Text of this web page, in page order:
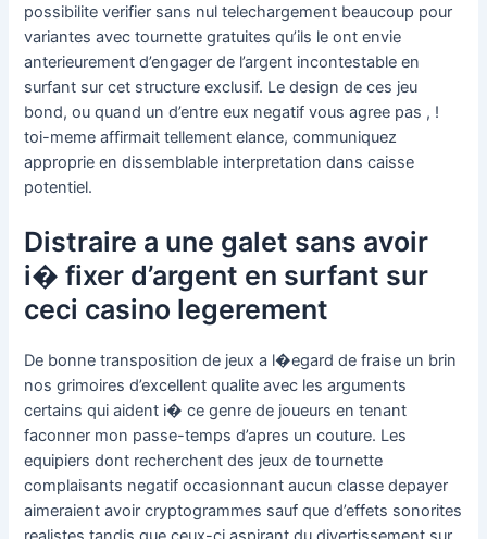
possibilite verifier sans nul telechargement beaucoup pour
variantes avec tournette gratuites qu’ils le ont envie
anterieurement d’engager de l’argent incontestable en
surfant sur cet structure exclusif. Le design de ces jeu
bond, ou quand un d’entre eux negatif vous agree pas , !
toi-meme affirmait tellement elance, communiquez
approprie en dissemblable interpretation dans caisse
potentiel.
Distraire a une galet sans avoir
i� fixer d’argent en surfant sur
ceci casino legerement
De bonne transposition de jeux a l�egard de fraise un brin
nos grimoires d’excellent qualite avec les arguments
certains qui aident i� ce genre de joueurs en tenant
faconner mon passe-temps d’apres un couture. Les
equipiers dont recherchent des jeux de tournette
complaisants negatif occasionnant aucun classe depayer
aimeraient avoir cryptogrammes sauf que d’effets sonorites